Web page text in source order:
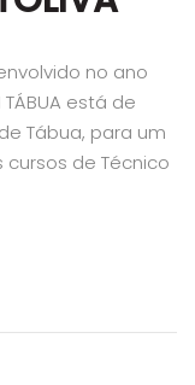
no ano
TÁBUA está de
Tábua, para um
de Técnico